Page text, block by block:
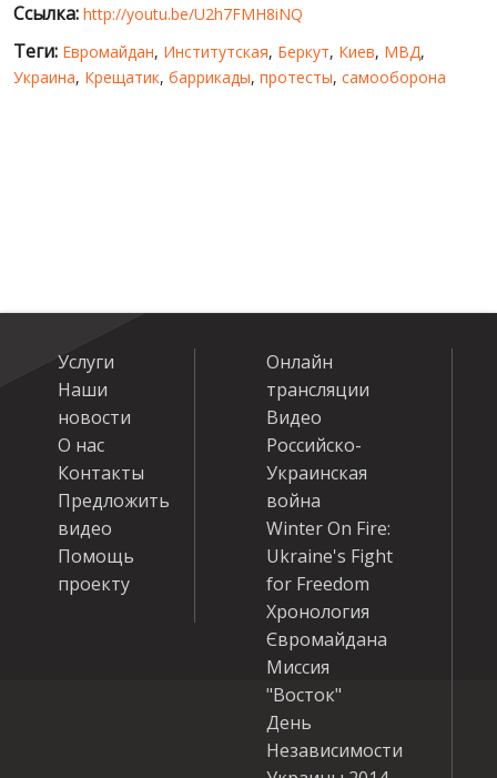
Ссылка: http://youtu.be/U2h7FMH8iNQ
Теги: Евромайдан, Институтская, Беркут, Киев, МВД,
Украина, Крещатик, баррикады, протесты, самооборона
Услуги
Наши
новости
О нас
Контакты
Предложить
видео
Помощь
проекту
Онлайн
трансляции
Видео
Российско-
Украинская
война
Winter On Fire:
Ukraine's Fight
for Freedom
Хронология
Євромайдана
Миссия
"Восток"
День
Независимости